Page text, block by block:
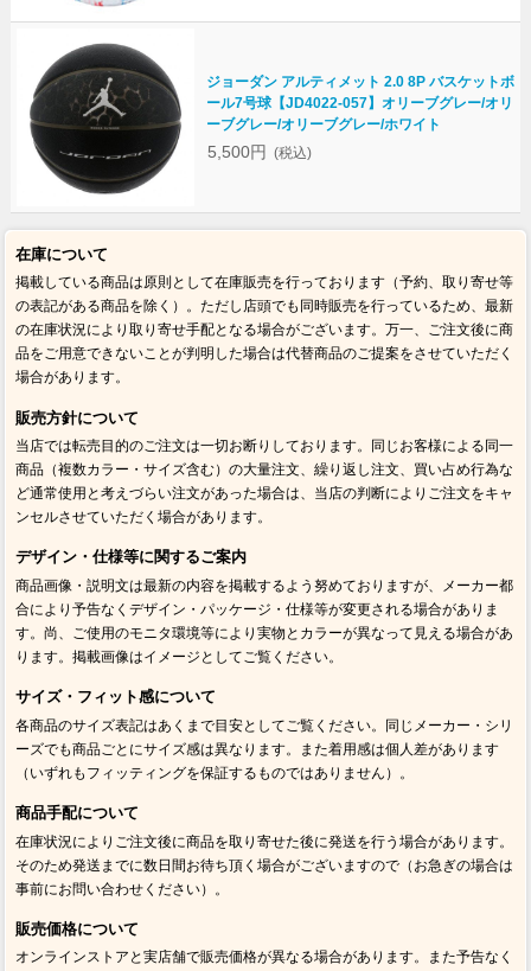
ジョーダン アルティメット 2.0 8P バスケットボ
ール7号球【JD4022-057】オリーブグレー/オリ
ーブグレー/オリーブグレー/ホワイト
5,500円 (税込)
在庫について
掲載している商品は原則として在庫販売を行っております（予約、取り寄せ等
の表記がある商品を除く）。ただし店頭でも同時販売を行っているため、最新
の在庫状況により取り寄せ手配となる場合がございます。万一、ご注文後に商
品をご用意できないことが判明した場合は代替商品のご提案をさせていただく
場合があります。
販売方針について
当店では転売目的のご注文は一切お断りしております。同じお客様による同一
商品（複数カラー・サイズ含む）の大量注文、繰り返し注文、買い占め行為な
ど通常使用と考えづらい注文があった場合は、当店の判断によりご注文をキャ
ンセルさせていただく場合があります。
デザイン・仕様等に関するご案内
商品画像・説明文は最新の内容を掲載するよう努めておりますが、メーカー都
合により予告なくデザイン・パッケージ・仕様等が変更される場合がありま
す。尚、ご使用のモニタ環境等により実物とカラーが異なって見える場合があ
ります。掲載画像はイメージとしてご覧ください。
サイズ・フィット感について
各商品のサイズ表記はあくまで目安としてご覧ください。同じメーカー・シリ
ーズでも商品ごとにサイズ感は異なります。また着用感は個人差があります
（いずれもフィッティングを保証するものではありません）。
商品手配について
在庫状況によりご注文後に商品を取り寄せた後に発送を行う場合があります。
そのため発送までに数日間お待ち頂く場合がございますので（お急ぎの場合は
事前にお問い合わせください）。
販売価格について
オンラインストアと実店舗で販売価格が異なる場合があります。また予告なく